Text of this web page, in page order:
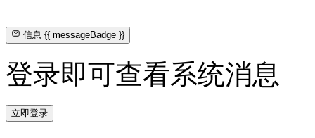
信息{{ messageBadge }}
登录即可查看系统消息
立即登录